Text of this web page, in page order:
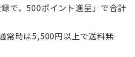
で、500ポイント進呈」で合計
常時は5,500円以上で送料無